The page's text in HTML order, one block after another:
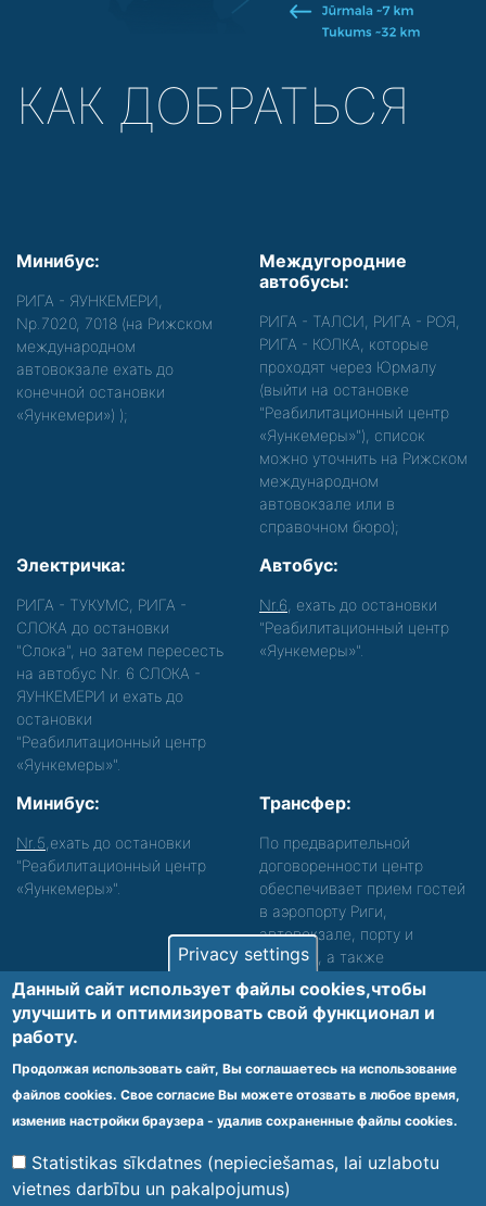
КАК ДОБРАТЬСЯ
Минибус:
РИГА - ЯУНКЕМЕРИ,
Nр.7020, 7018 (на Рижском
международном
автовокзале ехать до
конечной остановки
«Яункемери») );
Междугородние
автобусы:
РИГА - ТАЛСИ, РИГА - РОЯ,
РИГА - КОЛКА, которые
проходят через Юрмалу
(выйти на остановке
"Реабилитационный центр
«Яункемеры»"), список
можно уточнить на Рижском
международном
автовокзале или в
справочном бюро);
Электричка:
РИГА - ТУКУМС, РИГА -
СЛОКА до остановки
"Слока", но затем пересесть
на автобус Nr. 6 СЛОКА -
ЯУНКЕМЕРИ и ехать до
остановки
"Реабилитационный центр
«Яункемеры»".
Автобус:
Nr.6 , ехать до остановки
"Реабилитационный центр
«Яункемеры»".
Минибус:
Nr.5 ,ехать до остановки
"Реабилитационный центр
«Яункемеры»".
Трансфер:
По предварительной
договоренности центр
обеспечивает прием гостей
в аэропорту Риги,
автовокзале, порту и
вокзале, а также
сопровождение. Просьба
звонить, чтобы уточнить
детали.
Обеспечиваем доступность среды для лиц с
функциональными нарушениями.
Footer
menu
Vietnes karte Noteikumi un privātuma politika
Privacy settings
Данный сайт использует файлы cookies,чтобы
улучшить и оптимизировать cвой функционал и
работу.
Продолжая использовать сайт, Вы соглашаетесь на использование
файлов cookies. Свое согласие Вы можете отозвать в любое время,
изменив настройки браузера - удалив сохраненные файлы cookies.
Statistikas sīkdatnes (nepieciešamas, lai uzlabotu
vietnes darbību un pakalpojumus)